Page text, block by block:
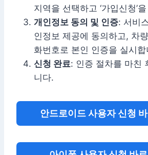
지역을 선택하고 ‘가입신청’
개인정보 동의 및 인증: 서비
인정보 제공에 동의하고, 차
화번호로 본인 인증을 실시합
신청 완료: 인증 절차를 마친
니다.
안드로이드 사용자 신청